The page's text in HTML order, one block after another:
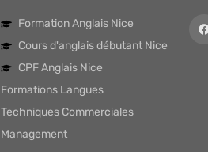
Formation Anglais Nice
Cours d'anglais débutant Nice
CPF Anglais Nice
Formations Langues
Techniques Commerciales
Management